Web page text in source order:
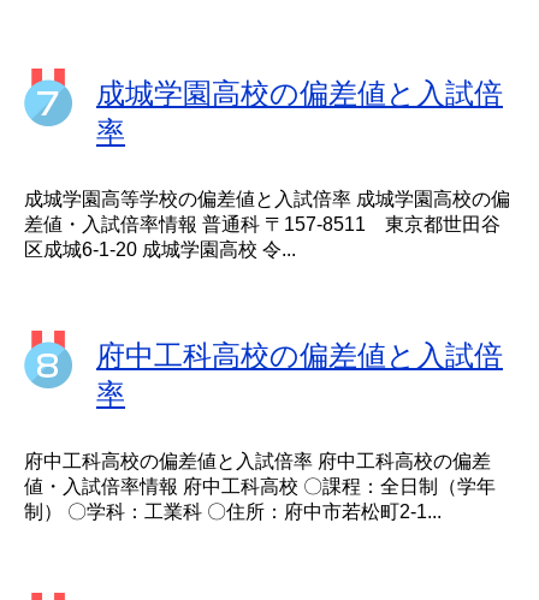
成城学園高校の偏差値と入試倍
率
成城学園高等学校の偏差値と入試倍率 成城学園高校の偏
差値・入試倍率情報 普通科 〒157-8511 東京都世田谷
区成城6-1-20 成城学園高校 令...
府中工科高校の偏差値と入試倍
率
府中工科高校の偏差値と入試倍率 府中工科高校の偏差
値・入試倍率情報 府中工科高校 〇課程：全日制（学年
制） 〇学科：工業科 〇住所：府中市若松町2-1...